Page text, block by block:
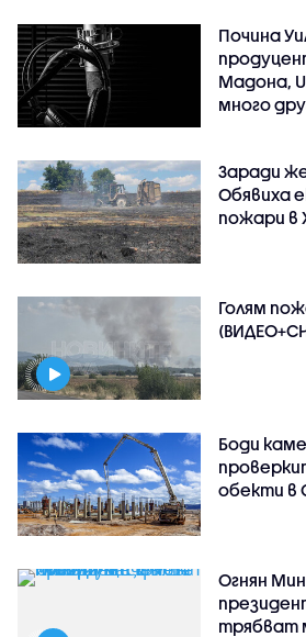
Почина
Мадона,
много
Заради
Обявиха
пожари в
Голям
Боди
обекти в
Огнян
трябват